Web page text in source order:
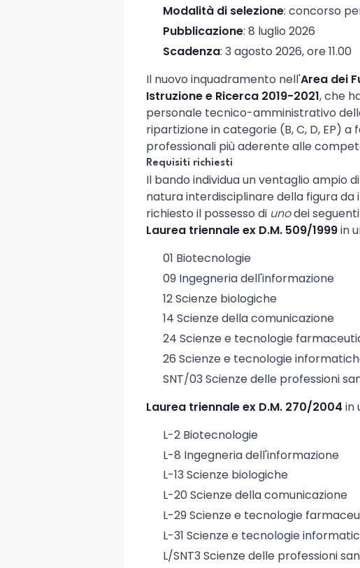
Modalità di selezione: concorso
Pubblicazione: 8 luglio 2026
Scadenza: 3 agosto 2026, ore 11.00
Il nuovo inquadramento nell'Area dei
Istruzione e Ricerca 2019-2021, che
personale tecnico-amministrativo
ripartizione in categorie (B, C, D, EP)
professionali più aderente alle
Requisiti richiesti
Il bando individua un ventaglio ampio
natura interdisciplinare della figura da
richiesto il possesso di unodei
Laurea triennale ex D.M. 509/1999in
01 Biotecnologie
09 Ingegneria dell'informazione
12 Scienze biologiche
14 Scienze della comunicazione
24 Scienze e tecnologie
26 Scienze e tecnologie
SNT/03 Scienze delle professioni
Laurea triennale ex D.M. 270/2004 in
L-2 Biotecnologie
L-8 Ingegneria dell'informazione
L-13 Scienze biologiche
L-20 Scienze della comunicazione
L-29 Scienze e tecnologie
L-31 Scienze e tecnologie
L/SNT3 Scienze delle professioni